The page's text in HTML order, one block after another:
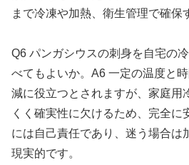
まで冷凍や加熱、衛生管理で確保
Q6 パンガシウスの刺身を自宅の
べてもよいか。A6 一定の温度と
減に役立つとされますが、家庭用
くく確実性に欠けるため、完全に
には自己責任であり、迷う場合は
現実的です。